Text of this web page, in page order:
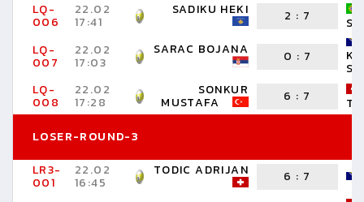
LQ-
006
22.02
17:41
SADIKU HEKI 2 : 7
LQ-
007
22.02
17:03
SARAC BOJANA 0 : 7
LQ-
008
22.02
17:28
SONKUR
MUSTAFA 6 : 7
LOSER-ROUND-3
LR3-
001
22.02
16:45
TODIC ADRIJAN 6 : 7